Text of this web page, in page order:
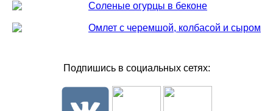
Соленые огурцы в беконе
Омлет с черемшой, колбасой и сыром
Подпишись в социальных сетях: